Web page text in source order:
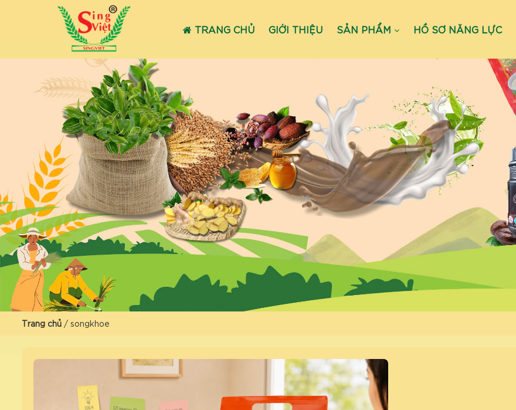
TRANG CHỦ GIỚI THIỆU SẢN PHẨM HỒ SƠ NĂNG LỰC
Trang chủ / songkhoe